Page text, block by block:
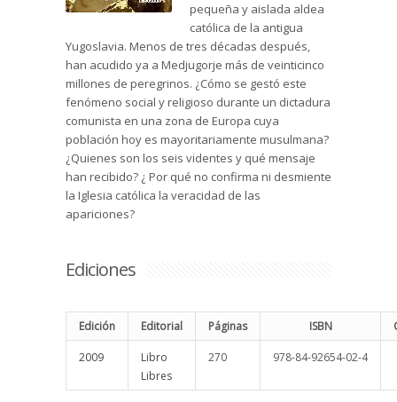
pequeña y aislada aldea
católica de la antigua
Yugoslavia. Menos de tres décadas después,
han acudido ya a Medjugorje más de veinticinco
millones de peregrinos. ¿Cómo se gestó este
fenómeno social y religioso durante un dictadura
comunista en una zona de Europa cuya
población hoy es mayoritariamente musulmana?
¿Quienes son los seis videntes y qué mensaje
han recibido? ¿ Por qué no confirma ni desmiente
la Iglesia católica la veracidad de las
apariciones?
Ediciones
Edición Editorial Páginas ISBN
2009
Libro
Libres
270 978-84-92654-02-4